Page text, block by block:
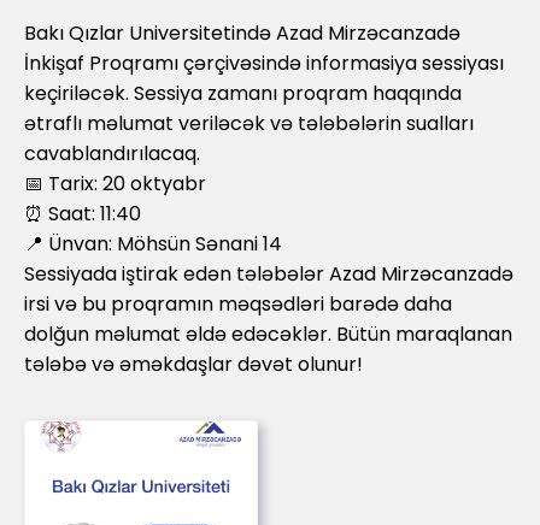
Bakı Qızlar Universitetində Azad Mirzəcanzadə
İnkişaf Proqramı çərçivəsində informasiya sessiyası
keçiriləcək. Sessiya zamanı proqram haqqında
ətraflı məlumat veriləcək və tələbələrin sualları
cavablandırılacaq.
📅 Tarix: 20 oktyabr
⏰ Saat: 11:40
📍 Ünvan: Möhsün Sənani 14
Sessiyada iştirak edən tələbələr Azad Mirzəcanzadə
irsi və bu proqramın məqsədləri barədə daha
dolğun məlumat əldə edəcəklər. Bütün maraqlanan
tələbə və əməkdaşlar dəvət olunur!